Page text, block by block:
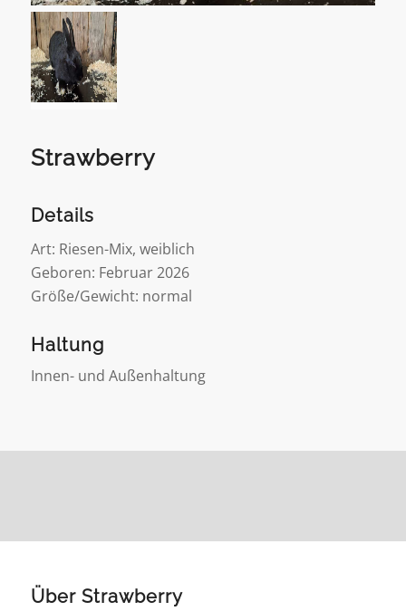
Strawberry
Details
Art: Riesen-Mix, weiblich
Geboren: Februar 2026
Größe/Gewicht: normal
Haltung
Innen- und Außenhaltung
Über Strawberry